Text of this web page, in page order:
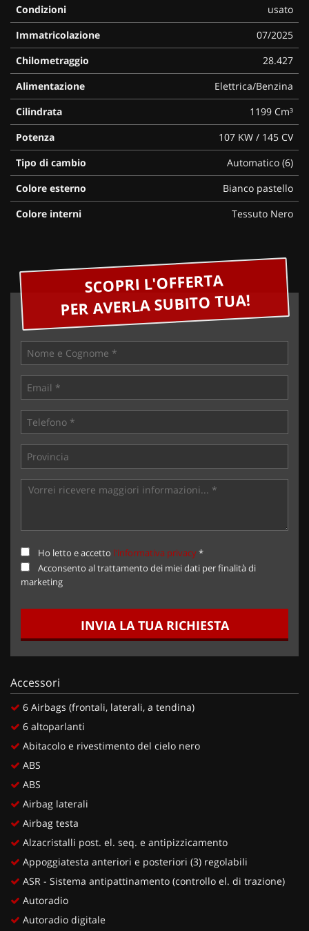
Condizioni
usato
Immatricolazione
07/2025
Chilometraggio
28.427
Alimentazione
Elettrica/Benzina
Cilindrata
1199 Cm³
Potenza
107 KW / 145 CV
Tipo di cambio
Automatico (6)
Colore esterno
Bianco pastello
Colore interni
Tessuto Nero
SCOPRI L'OFFERTA
PER AVERLA SUBITO TUA!
Ho letto e accetto l'informativa privacy*
Acconsento al trattamento dei miei dati per finalità di
marketing
INVIA LA TUA RICHIESTA
Accessori
6 Airbags (frontali, laterali, a tendina)
6 altoparlanti
Abitacolo e rivestimento del cielo nero
ABS
ABS
Airbag laterali
Airbag testa
Alzacristalli post. el. seq. e antipizzicamento
Appoggiatesta anteriori e posteriori (3) regolabili
ASR - Sistema antipattinamento (controllo el. di trazione)
Autoradio
Autoradio digitale